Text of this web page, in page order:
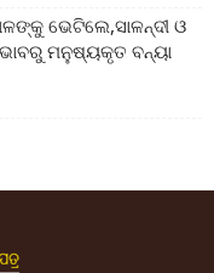
ଭେଟିଲେ,ସାଳନ୍ଦୀ ଓ
ମନୁଷ୍ୟକୃତ ବନ୍ୟା